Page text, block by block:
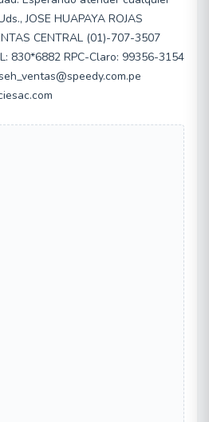
JOSE HUAPAYA ROJAS
CENTRAL (01)-707-3507
830*6882 RPC-Claro: 99356-3154